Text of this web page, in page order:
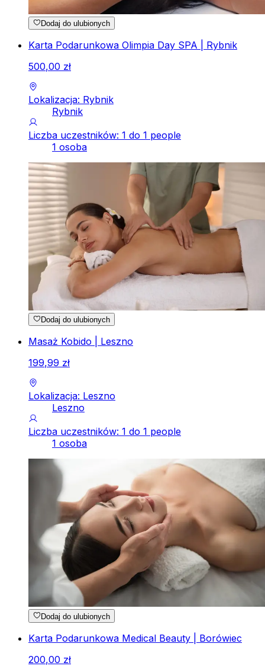
Dodaj do ulubionych
Karta Podarunkowa Olimpia Day SPA | Rybnik
500,00 zł
Lokalizacja: Rybnik
Rybnik
Liczba uczestników: 1 do 1 people
1 osoba
Dodaj do ulubionych
Masaż Kobido | Leszno
199,99 zł
Lokalizacja: Leszno
Leszno
Liczba uczestników: 1 do 1 people
1 osoba
Dodaj do ulubionych
Karta Podarunkowa Medical Beauty | Borówiec
200,00 zł